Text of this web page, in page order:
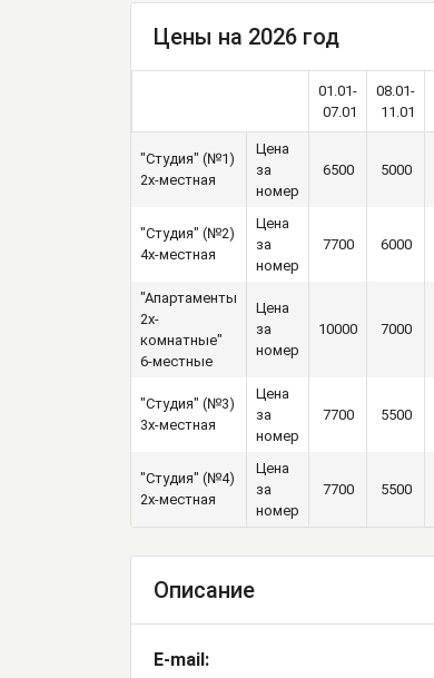
Цены на 2026 год
01.01-
07.01
08.01-
11.01
"Студия" (№1)
2х-местная
Цена
за
номер
6500 5000
"Студия" (№2)
4х-местная
Цена
за
номер
7700 6000
"Апартаменты
2х-
комнатные"
6-местные
Цена
за
номер
10000 7000
"Студия" (№3)
3х-местная
Цена
за
номер
7700 5500
"Студия" (№4)
2х-местная
Цена
за
номер
7700 5500
Описание
E-mail: